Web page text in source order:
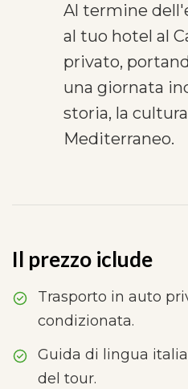
Al termine
al tuo hotel al
privato,
una giornata
storia, la
Mediterraneo.
Il prezzo iclude
Trasporto in auto
condizionata.
Guida di lingua
del tour.